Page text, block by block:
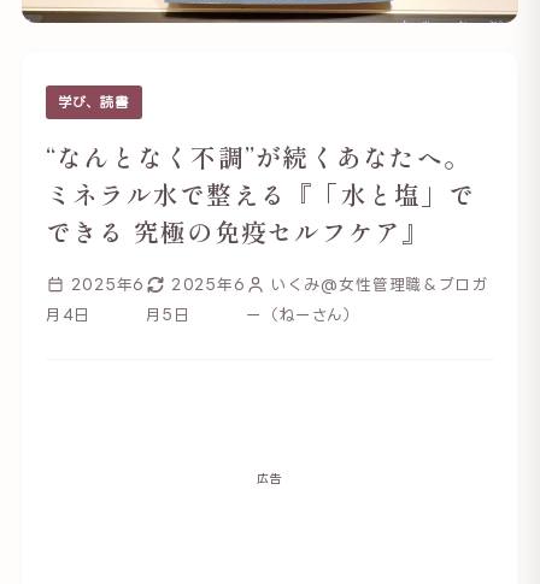
学び、読書
“なんとなく不調”が続くあなたへ。
ミネラル水で整える『「水と塩」で
できる 究極の免疫セルフケア』
2025年6
月4日
2025年6
月5日
いくみ@女性管理職＆ブロガ
ー（ねーさん）
広告